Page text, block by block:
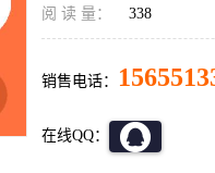
阅 读 量： 338
销售电话：
在线QQ：